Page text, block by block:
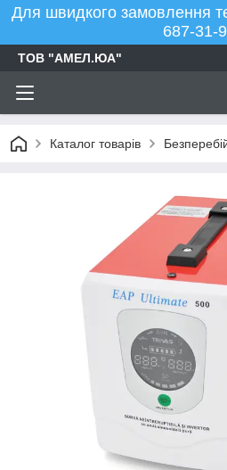
Для швидкого замовлення
687-31-
ТОВ "АМЕЛ.ЮА"
Каталог товарів